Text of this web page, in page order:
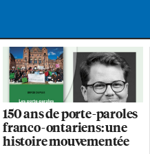
150 ans de porte-paroles
franco-ontariens: une
histoire mouvementée